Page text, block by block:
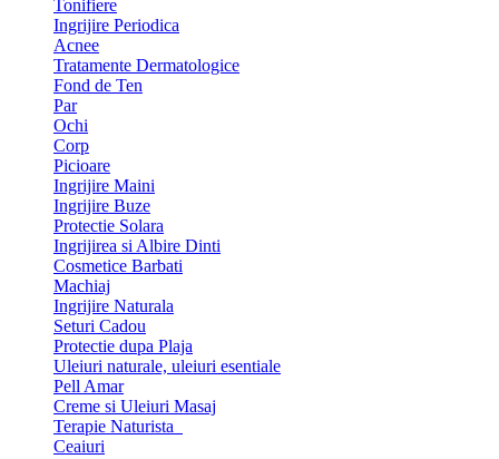
Tonifiere
Ingrijire Periodica
Acnee
Tratamente Dermatologice
Fond de Ten
Par
Ochi
Corp
Picioare
Ingrijire Maini
Ingrijire Buze
Protectie Solara
Ingrijirea si Albire Dinti
Cosmetice Barbati
Machiaj
Ingrijire Naturala
Seturi Cadou
Protectie dupa Plaja
Uleiuri naturale, uleiuri esentiale
Pell Amar
Creme si Uleiuri Masaj
Terapie Naturista
Ceaiuri